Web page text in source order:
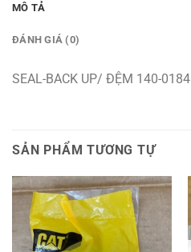
MÔ TẢ
ĐÁNH GIÁ (0)
SEAL-BACK UP/ ĐỆM 140-0184
SẢN PHẨM TƯƠNG TỰ